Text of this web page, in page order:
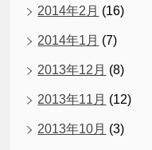
2014年2月 (16)
2014年1月 (7)
2013年12月 (8)
2013年11月 (12)
2013年10月 (3)